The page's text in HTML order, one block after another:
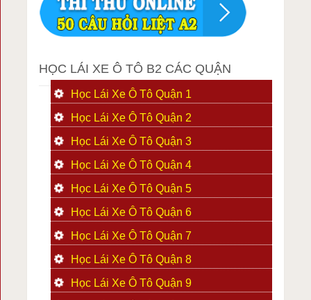
HỌC LÁI XE Ô TÔ B2 CÁC QUẬN
Học Lái Xe Ô Tô Quận 1
Học Lái Xe Ô Tô Quận 2
Học Lái Xe Ô Tô Quận 3
Học Lái Xe Ô Tô Quận 4
Học Lái Xe Ô Tô Quận 5
Học Lái Xe Ô Tô Quận 6
Học Lái Xe Ô Tô Quận 7
Học Lái Xe Ô Tô Quận 8
Học Lái Xe Ô Tô Quận 9